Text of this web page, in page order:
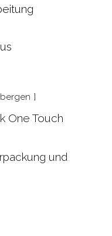
One Touch
und